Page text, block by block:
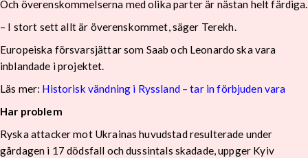
Och överenskommelserna med olika parter är nästan helt färdiga.
– I stort sett allt är överenskommet, säger Terekh.
Europeiska försvarsjättar som Saab och Leonardo ska vara
inblandade i projektet.
Läs mer: Historisk vändning i Ryssland – tar in förbjuden vara
Har problem
Ryska attacker mot Ukrainas huvudstad resulterade under
gårdagen i 17 dödsfall och dussintals skadade, uppger Kyiv